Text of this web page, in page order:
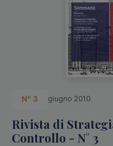
N° 3 giugno 2010
Rivista di
Controllo - N° 3